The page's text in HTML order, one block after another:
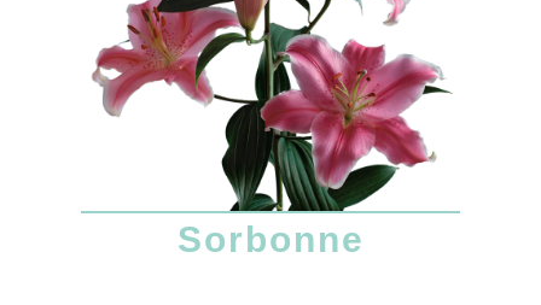
Sorbonne